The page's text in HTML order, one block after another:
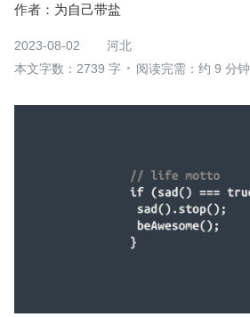
作者： 为自己带盐
2023-08-02
河北
本文字数：2739 字
阅读完需：约 9 分钟